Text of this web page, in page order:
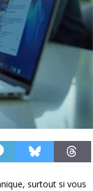
surtout si vous